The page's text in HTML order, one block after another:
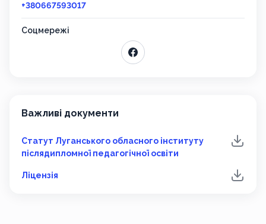
+380667593017
Соцмережі
Важливі документи
Статут Луганського обласного інституту
післядипломної педагогічної освіти
Ліцензія